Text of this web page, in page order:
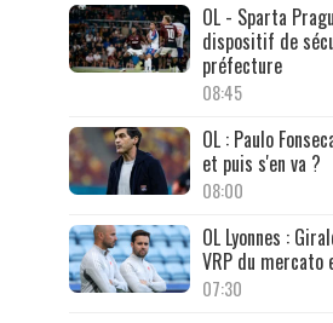
OL - Sparta
dispositif de
préfecture
08:45
OL : Paulo
et puis s'en va ?
08:00
OL Lyonnes :
VRP du mercato
07:30